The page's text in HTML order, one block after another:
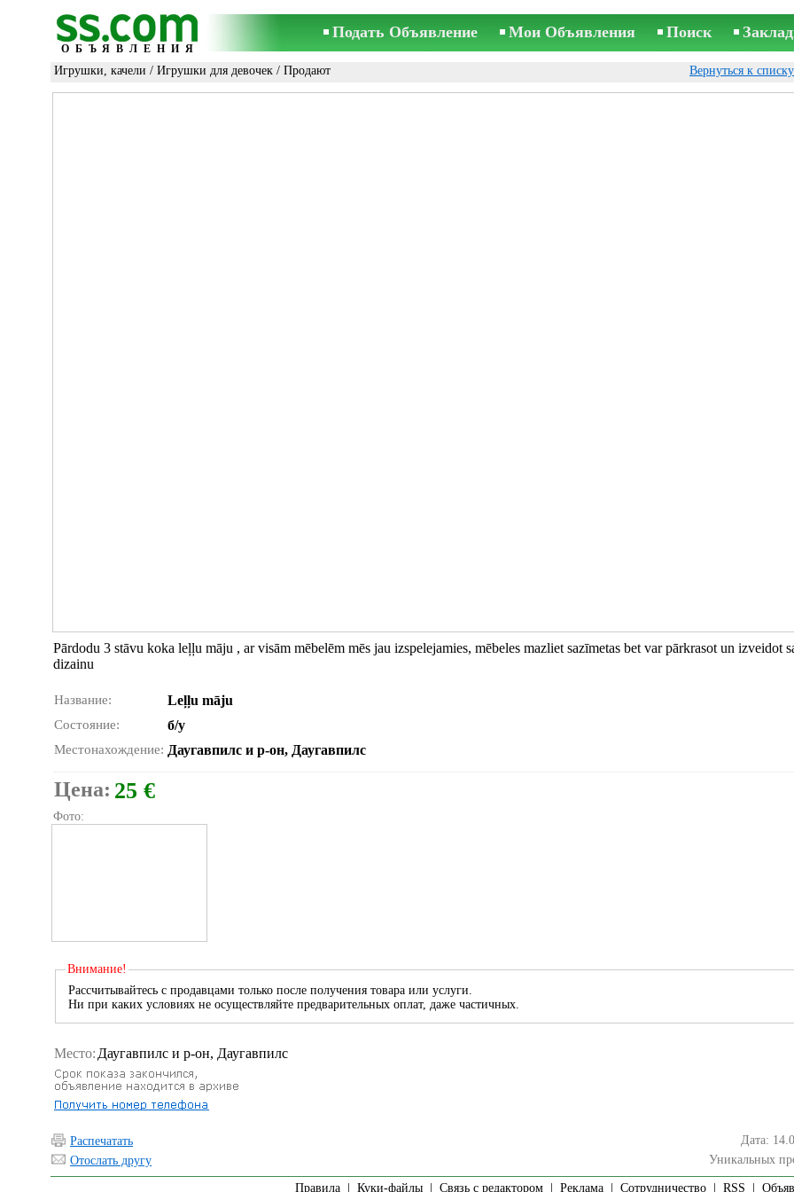
ОБЪЯВЛЕНИЯ
Подать Объявление Мои Объявления Поиск
Игрушки, качели / Игрушки для девочек / Продают Вернуться к
Pārdodu 3 stāvu koka leļļu māju , ar visām mēbelēm mēs jau izspelejamies, mēbeles mazliet sazīmetas bet var pārkrasot un izveidot
dizainu
Название: Leļļu māju
Состояние: б/у
Местонахождение: Даугавпилс и р-он, Даугавпилс
Цена: 25 €
Фото:
Внимание!
Рассчитывайтесь с продавцами только после получения товара или услуги.
Ни при каких условиях не осуществляйте предварительных оплат, даже частичных.
Место: Даугавпилс и р-он, Даугавпилс
Распечатать
Дата:
Отослать другу
Уникальных
Правила| Куки-файлы| Связь с редактором| Реклама| Сотрудничество| RSS |